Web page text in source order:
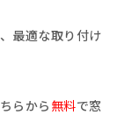
最適な取り付け
らから 無料で窓